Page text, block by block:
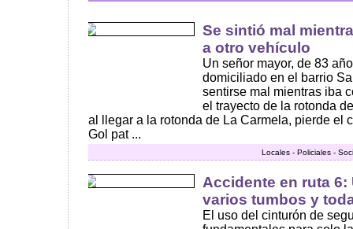
Se sintió mal
a otro vehículo
Un señor mayor, de 83
domiciliado en el barrio
sentirse mal mientras iba
el trayecto de la rotonda
al llegar a la rotonda de La Carmela, pierde el
Gol pat ...
Locales - Policiales -
Accidente en ruta
varios tumbos y
El uso del cinturón de